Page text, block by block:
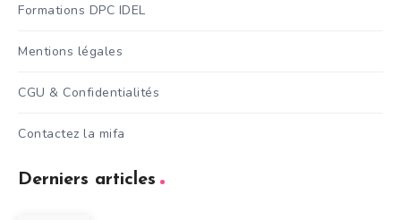
Formations DPC IDEL
Mentions légales
CGU & Confidentialités
Contactez la mifa
Derniers articles